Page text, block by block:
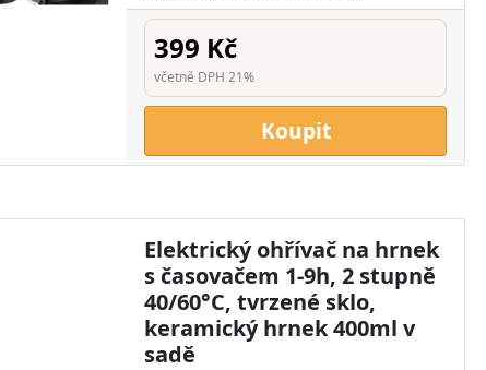
399 Kč
včetně DPH 21%
Koupit
Elektrický ohřívač na hrnek
s časovačem 1-9h, 2 stupně
40/60°C, tvrzené sklo,
keramický hrnek 400ml v
sadě